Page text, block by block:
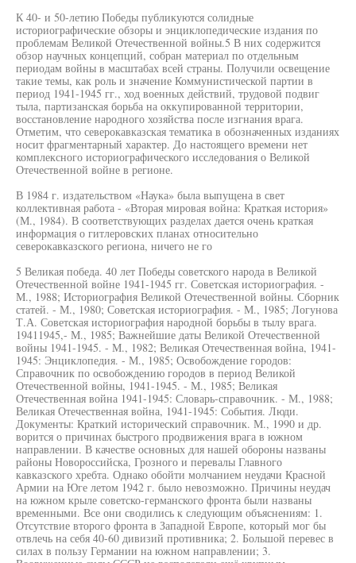
К 40- и 50-летию Победы публикуются солидные
историографические обзоры и энциклопедические издания по
проблемам Великой Отечественной войны.5 В них содержится
обзор научных концепций, собран материал по отдельным
периодам войны в масштабах всей страны. Получили освещение
такие темы, как роль и значение Коммунистической партии в
период 1941-1945 гг., ход военных действий, трудовой подвиг
тыла, партизанская борьба на оккупированной территории,
восстановление народного хозяйства после изгнания врага.
Отметим, что северокавказская тематика в обозначенных изданиях
носит фрагментарный характер. До настоящего времени нет
комплексного историографического исследования о Великой
Отечественной войне в регионе.
В 1984 г. издательством «Наука» была выпущена в свет
коллективная работа - «Вторая мировая война: Краткая история»
(М., 1984). В соответствующих разделах дается очень краткая
информация о гитлеровских планах относительно
северокавказского региона, ничего не го
5 Великая победа. 40 лет Победы советского народа в Великой
Отечественной войне 1941-1945 гг. Советская историография. -
М., 1988; Историография Великой Отечественной войны. Сборник
статей. - М., 1980; Советская историография. - М., 1985; Логунова
Т.А. Советская историография народной борьбы в тылу врага.
19411945,- М., 1985; Важнейшие даты Великой Отечественной
войны 1941-1945. - М., 1982; Великая Отечественная война, 1941-
1945: Энциклопедия. - М., 1985; Освобождение городов:
Справочник по освобождению городов в период Великой
Отечественной войны, 1941-1945. - М., 1985; Великая
Отечественная война 1941-1945: Словарь-справочник. - М., 1988;
Великая Отечественная война, 1941-1945: События. Люди.
Документы: Краткий исторический справочник. М., 1990 и др.
ворится о причинах быстрого продвижения врага в южном
направлении. В качестве основных для нашей обороны названы
районы Новороссийска, Грозного и перевалы Главного
кавказского хребта. Однако обойти молчанием неудачи Красной
Армии на Юге летом 1942 г. было невозможно. Причины неудач
на южном крыле советско-германского фронта были названы
временными. Все они сводились к следующим объяснениям: 1.
Отсутствие второго фронта в Западной Европе, который мог бы
отвлечь на себя 40-60 дивизий противника; 2. Большой перевес в
силах в пользу Германии на южном направлении; 3.